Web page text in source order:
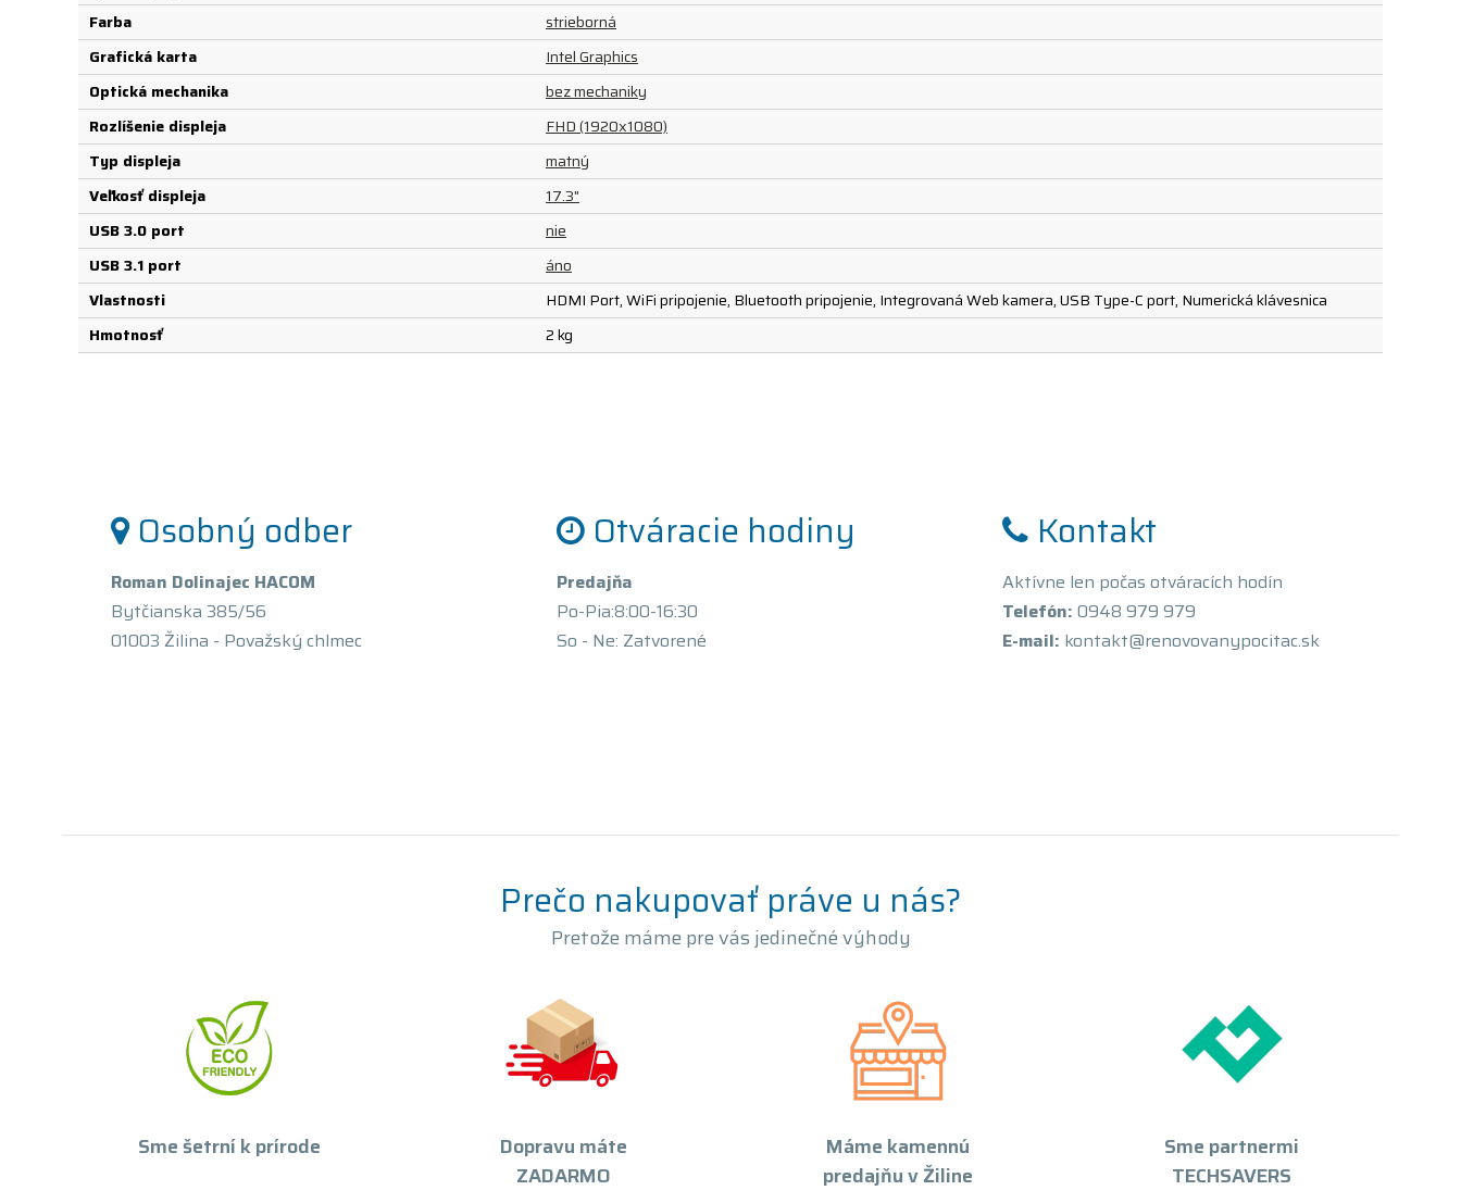
Farba
strieborná
Grafická karta
Intel Graphics
Optická mechanika
bez mechaniky
Rozlíšenie displeja
FHD (1920x1080)
Typ displeja
matný
Veľkosť displeja
17.3"
USB 3.0 port
nie
USB 3.1 port
áno
Vlastnosti
HDMI Port, WiFi pripojenie, Bluetooth pripojenie, Integrovaná Web kamera, USB Type-C port, Numerická klávesnica
Hmotnosť
2 kg
Osobný odber
Roman Dolinajec HACOM
Bytčianska 385/56
01003 Žilina - Považský chlmec
Otváracie hodiny
Predajňa
Po-Pia:8:00-16:30
So - Ne: Zatvorené
Kontakt
Aktívne len počas otváracích hodín
Telefón: 0948 979 979
E-mail: kontakt@renovovanypocitac.sk
Prečo nakupovať práve u nás?
Pretože máme pre vás jedinečné výhody
Sme šetrní k prírode
Dopravu máte
ZADARMO
Máme kamennú
predajňu v Žiline
Sme partnermi
TECHSAVERS